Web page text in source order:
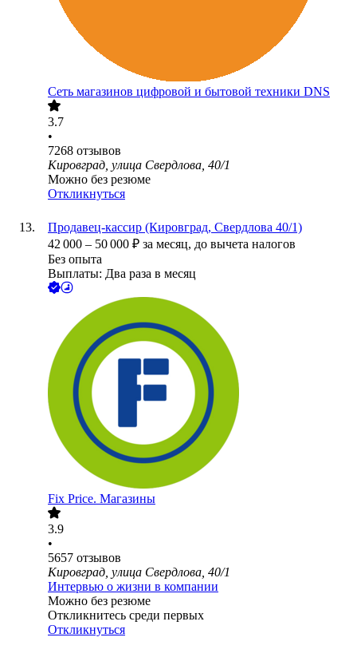
Сеть магазинов цифровой и бытовой техники DNS
3.7
•
7268 отзывов
Кировград, улица Свердлова, 40/1
Можно без резюме
Откликнуться
Продавец-кассир (Кировград, Свердлова 40/1)
42 000 – 50 000 ₽ за месяц, до вычета налогов
Без опыта
Выплаты: Два раза в месяц
Fix Price. Магазины
3.9
•
5657 отзывов
Кировград, улица Свердлова, 40/1
Интервью о жизни в компании
Можно без резюме
Откликнитесь среди первых
Откликнуться